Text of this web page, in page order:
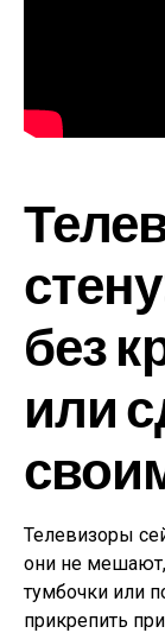
без
или
Телевизоры
они не мешают,
тумбочки или
прикрепить